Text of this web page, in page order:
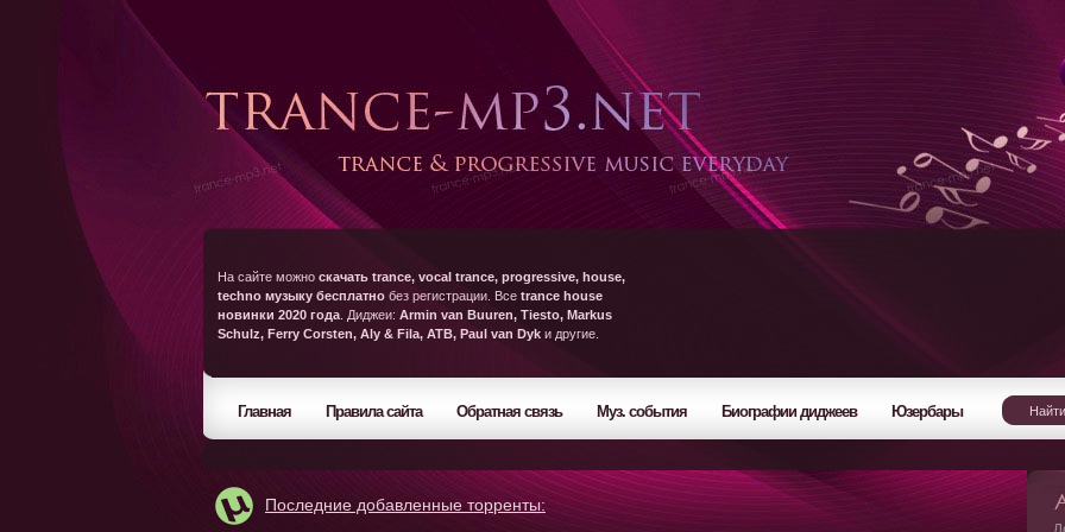
На сайте можно скачать trance, vocal trance, progressive, house,
techno музыку бесплатно без регистрации. Все trance house
новинки 2020 года . Диджеи: Armin van Buuren, Tiesto, Markus
Schulz, Ferry Corsten, Aly & Fila, ATB, Paul van Dyk и другие.
Главная Правила сайта Обратная связь Муз. события Биографии диджеев Юзербары
Последние добавленные торренты: